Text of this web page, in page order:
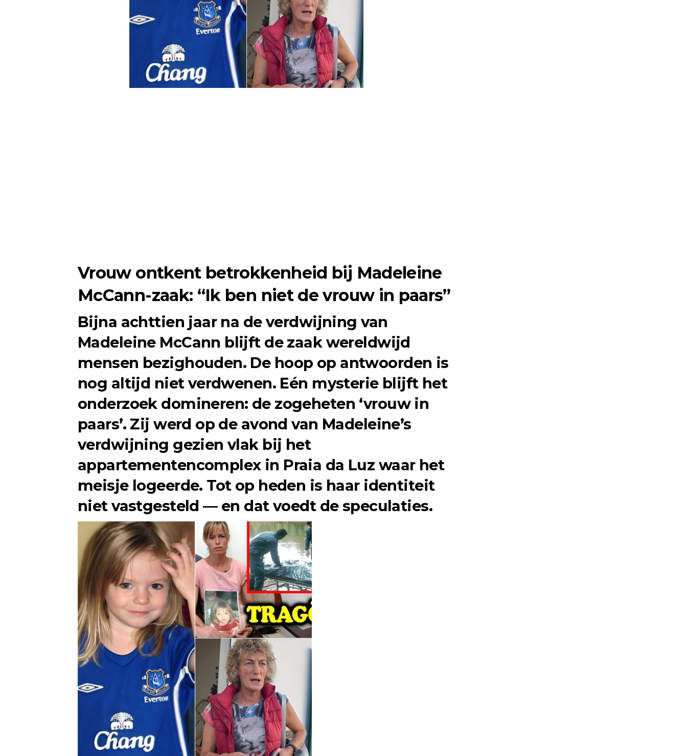
Vrouw ontkent betrokkenheid bij Madeleine
McCann-zaak: “Ik ben niet de vrouw in paars”
Bijna achttien jaar na de verdwijning van
Madeleine McCann blijft de zaak wereldwijd
mensen bezighouden. De hoop op antwoorden is
nog altijd niet verdwenen. Eén mysterie blijft het
onderzoek domineren: de zogeheten ‘vrouw in
paars’. Zij werd op de avond van Madeleine’s
verdwijning gezien vlak bij het
appartementencomplex in Praia da Luz waar het
meisje logeerde. Tot op heden is haar identiteit
niet vastgesteld — en dat voedt de speculaties.